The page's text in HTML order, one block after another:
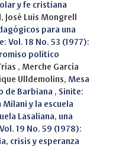
y fe cristiana
Luis Mongrell
para una
Vol. 18 No. 53 (1977):
político
, Merche García
Ulldemolins, Mesa
de Barbiana , Sinite:
Milani y la escuela
Lasaliana, una
19 No. 59 (1978):
crisis y esperanza